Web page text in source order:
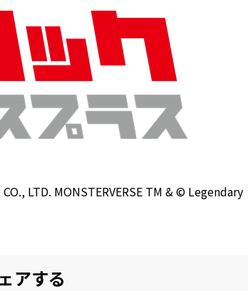
LTD. MONSTERVERSE TM & © Legendary
アする